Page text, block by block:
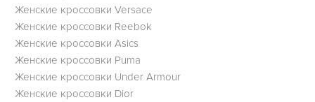
Женские кроссовки Versace
Женские кроссовки Reebok
Женские кроссовки Asics
Женские кроссовки Puma
Женские кроссовки Under Armour
Женские кроссовки Dior